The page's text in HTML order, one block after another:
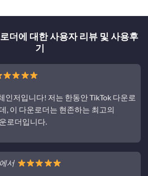
더에 대한 사용자 리뷰 및 사용후
기
인저입니다! 저는 한동안 TikTok 다운로
, 이 다운로더는 현존하는 최고의
로더입니다.
서